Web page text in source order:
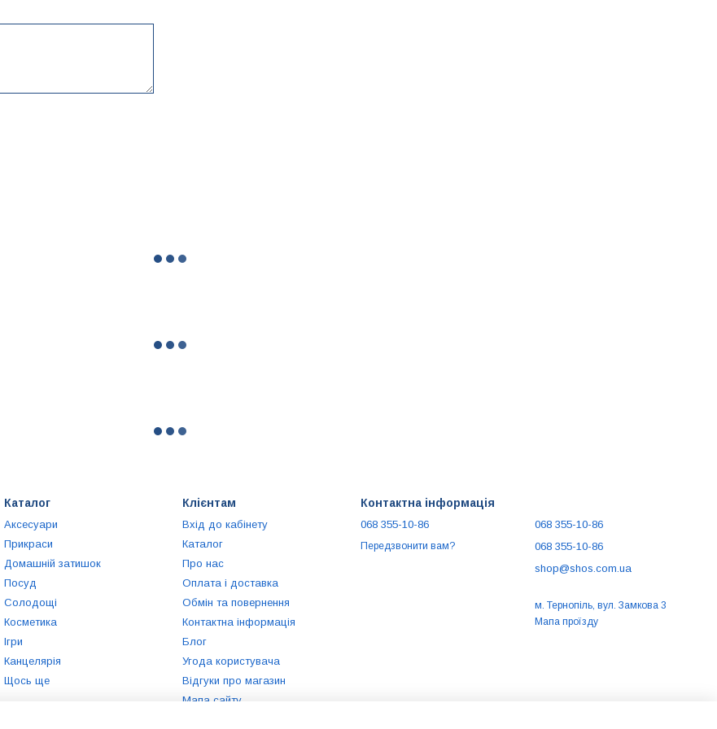
Каталог
Аксесуари
Прикраси
Домашній затишок
Посуд
Солодощі
Косметика
Ігри
Канцелярія
Щось ще
Клієнтам
Вхід до кабінету
Каталог
Про нас
Оплата і доставка
Обмін та повернення
Контактна інформація
Блог
Угода користувача
Відгуки про магазин
Мапа сайту
Контактна інформація
068 355-10-86
Передзвонити вам?
068 355-10-86
068 355-10-86
shop@shos.com.ua
м. Тернопіль, вул. Замкова 3
Мапа проїзду